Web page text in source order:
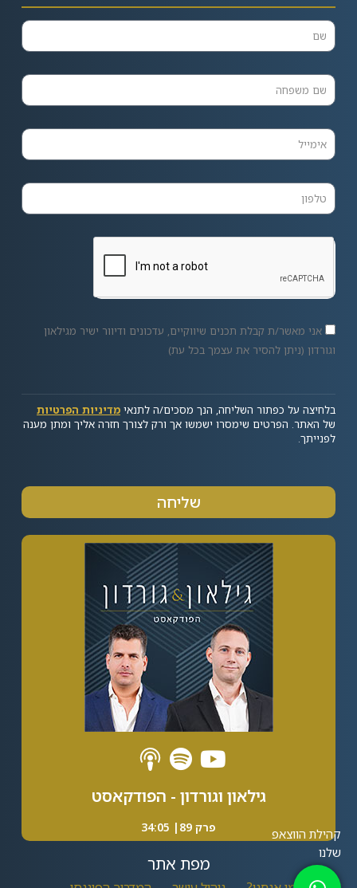
אני מאשר/ת קבלת תכנים שיווקיים, עדכונים ודיוור ישיר מגילאון
וגורדון (ניתן להסיר את עצמך בכל עת)
בלחיצה על כפתור השליחה, הנך מסכים/ה לתנאי מדיניות הפרטיות
של האתר. הפרטים שימסרו ישמשו אך ורק לצורך חזרה אליך ומתן מענה
לפנייתך.
שליחה
גילאון וגורדון - הפודקאסט
פרק 89| 34:05
מפת אתר